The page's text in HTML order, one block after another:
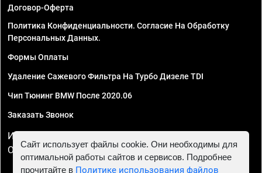
Договор-Оферта
Политика Конфиденциальности. Согласие На Обработку
Персональных Данных.
Формы Оплаты
Удаление Сажевого Фильтра На Турбо Дизеле TDI
Чип Тюнинг BMW После 2020.06
Заказать Звонок
ИП Смирнов Георгий Павлович. ИНН 781302555843,
ОГРНИП 324470400032610
Сайт использует файлы cookie. Они необходимы для
оптимальной работы сайтов и сервисов. Подробнее
прочитайте в Политике использования файлов